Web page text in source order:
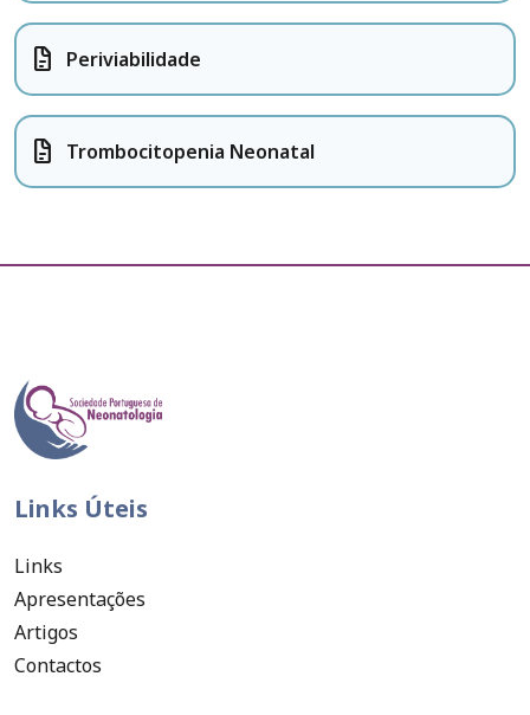
docs Periviabilidade
docs Trombocitopenia Neonatal
Links Úteis
Links
Apresentações
Artigos
Contactos